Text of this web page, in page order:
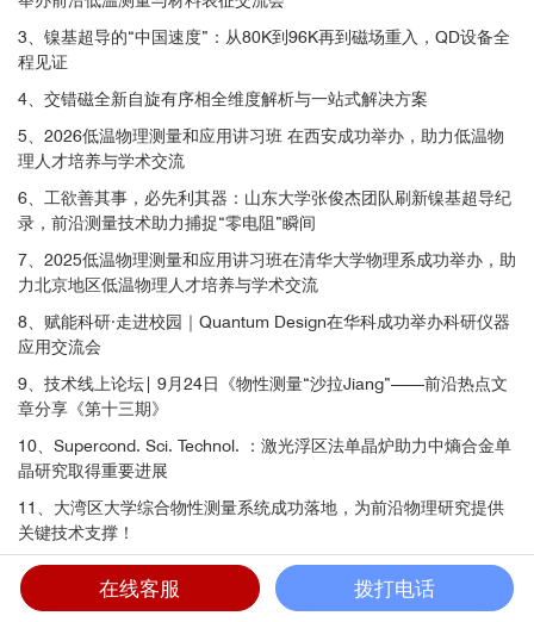
3、镍基超导的“中国速度”：从80K到96K再到磁场重入，QD设备全
程见证
4、交错磁全新自旋有序相全维度解析与一站式解决方案
5、2026低温物理测量和应用讲习班 在西安成功举办，助力低温物
理人才培养与学术交流
6、工欲善其事，必先利其器：山东大学张俊杰团队刷新镍基超导纪
录，前沿测量技术助力捕捉“零电阻”瞬间
7、2025低温物理测量和应用讲习班在清华大学物理系成功举办，助
力北京地区低温物理人才培养与学术交流
8、赋能科研·走进校园｜Quantum Design在华科成功举办科研仪器
应用交流会
9、技术线上论坛| 9月24日《物性测量“沙拉Jiang”——前沿热点文
章分享《第十三期》
10、Supercond. Sci. Technol. ：激光浮区法单晶炉助力中熵合金单
晶研究取得重要进展
11、大湾区大学综合物性测量系统成功落地，为前沿物理研究提供
关键技术支撑！
12、技术线上论坛| 6月25日《物性测量“沙拉Jiang”——前沿热点
文章分享《第十二期》
在线客服 拨打电话